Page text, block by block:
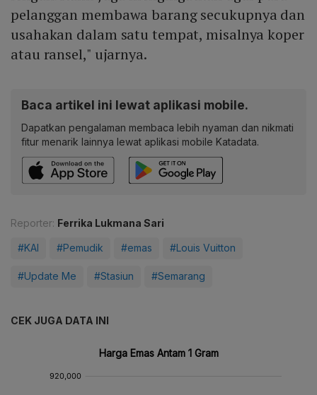
pelanggan membawa barang secukupnya dan
usahakan dalam satu tempat, misalnya koper
atau ransel," ujarnya.
Baca artikel ini lewat aplikasi mobile.
Dapatkan pengalaman membaca lebih nyaman dan nikmati
fitur menarik lainnya lewat aplikasi mobile Katadata.
Reporter: Ferrika Lukmana Sari
#KAI #Pemudik #emas #Louis Vuitton
#Update Me #Stasiun #Semarang
CEK JUGA DATA INI